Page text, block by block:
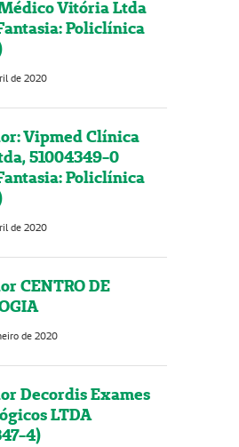
Vitória Ltda
Policlínica
de 2020
Vipmed Clínica
51004349-0
Policlínica
de 2020
CENTRO DE
de 2020
Decordis Exames
LTDA
4)